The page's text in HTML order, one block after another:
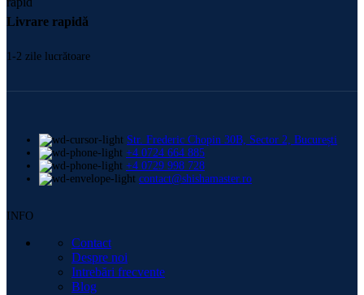
Livrare rapidă
1-2 zile lucrătoare
Str. Frederic Chopin 30B, Sector 2, București
+4 0724 664 885
+4 0729 998 728
contact@shishamaster.ro
INFO
Contact
Despre noi
Intrebări frecvente
Blog